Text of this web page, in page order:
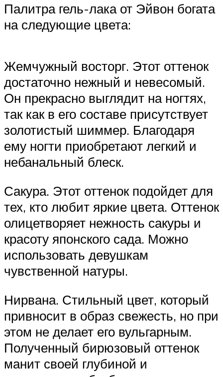
Палитра гель-лака от Эйвон богата
на следующие цвета:
Жемчужный восторг. Этот оттенок
достаточно нежный и невесомый.
Он прекрасно выглядит на ногтях,
так как в его составе присутствует
золотистый шиммер. Благодаря
ему ногти приобретают легкий и
небанальный блеск.
Сакура. Этот оттенок подойдет для
тех, кто любит яркие цвета. Оттенок
олицетворяет нежность сакуры и
красоту японского сада. Можно
использовать девушкам
чувственной натуры.
Нирвана. Стильный цвет, который
привносит в образ свежесть, но при
этом не делает его вульгарным.
Полученный бирюзовый оттенок
манит своей глубиной и